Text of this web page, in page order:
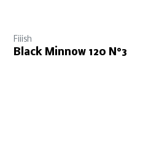
Fiiish
Black Minnow 120 N°3